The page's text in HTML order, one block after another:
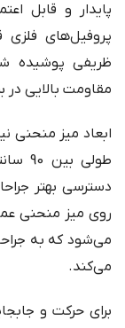
پایدار و قابل
پروفیل‌های
ظریفی پوشیده
مقاومت بالایی در
طولی
دسترسی بهتر
روی میز منحنی
می‌شود که به
می‌کند.
برای حرکت و